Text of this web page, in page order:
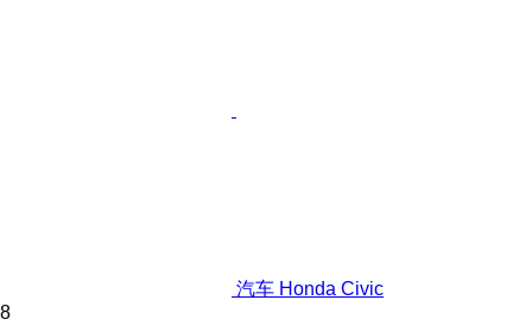
汽车 Honda Civic
8